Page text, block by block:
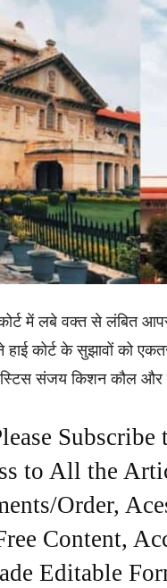
में लबे वक्त से लंबित
हाई कोर्ट के सुझावों को
संजय किशन कौल
Subscribe
to All the
Order,
Content,
Editable